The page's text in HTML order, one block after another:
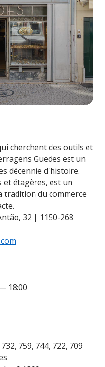
cherchent des outils et
Guedes est un
décennie d'histoire.
étagères, est un
tradition du commerce
32 | 1150-268
18:00
759, 744, 722, 709